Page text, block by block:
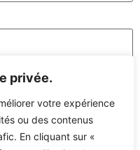
privée.
votre expérience
ou des contenus
En cliquant sur «
et mon site dans le